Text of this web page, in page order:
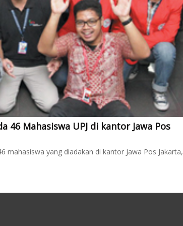
46 Mahasiswa UPJ di kantor Jawa Pos
mahasiswa yang diadakan di kantor Jawa Pos Jakarta,